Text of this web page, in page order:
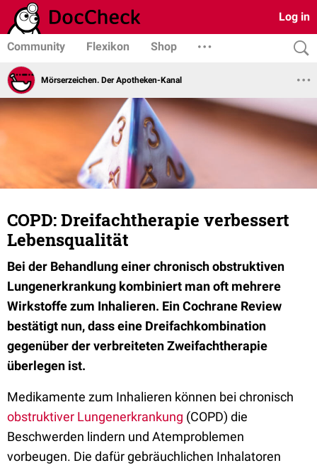
Log in
Community Flexikon Shop
Mörserzeichen. Der Apotheken-Kanal
COPD: Dreifachtherapie verbessert
Lebensqualität
Bei der Behandlung einer chronisch obstruktiven
Lungenerkrankung kombiniert man oft mehrere
Wirkstoffe zum Inhalieren. Ein Cochrane Review
bestätigt nun, dass eine Dreifachkombination
gegenüber der verbreiteten Zweifachtherapie
überlegen ist.
Medikamente zum Inhalieren können bei chronisch
obstruktiver Lungenerkrankung (COPD) die
Beschwerden lindern und Atemproblemen
vorbeugen. Die dafür gebräuchlichen Inhalatoren